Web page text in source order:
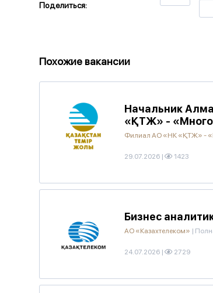
Поделиться:
Похожие вакансии
Начальник
«ҚТЖ» -
Филиал АО «НК «ҚТЖ» -
29.07.2026 | 1423
Бизнес
АО «Казахтелеком» |
24.07.2026 | 2729